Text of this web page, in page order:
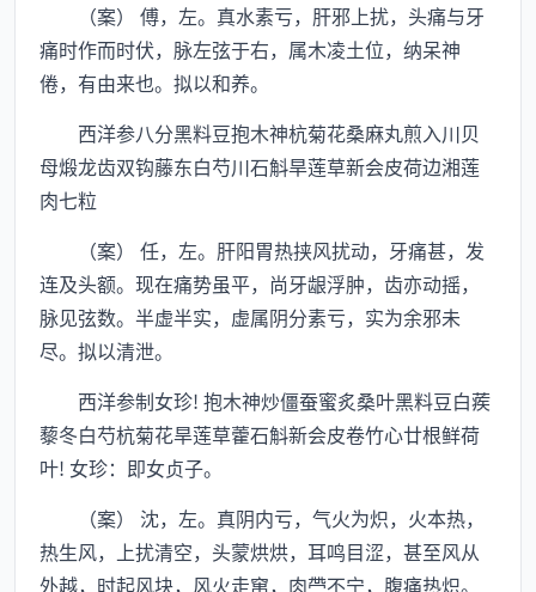
（案） 傅，左。真水素亏，肝邪上扰，头痛与牙
痛时作而时伏，脉左弦于右，属木凌土位，纳呆神
倦，有由来也。拟以和养。
西洋参八分黑料豆抱木神杭菊花桑麻丸煎入川贝
母煅龙齿双钩藤东白芍川石斛旱莲草新会皮荷边湘莲
肉七粒
（案） 任，左。肝阳胃热挟风扰动，牙痛甚，发
连及头额。现在痛势虽平，尚牙龈浮肿，齿亦动摇，
脉见弦数。半虚半实，虚属阴分素亏，实为余邪未
尽。拟以清泄。
西洋参制女珍! 抱木神炒僵蚕蜜炙桑叶黑料豆白蒺
藜冬白芍杭菊花旱莲草藿石斛新会皮卷竹心廿根鲜荷
叶! 女珍：即女贞子。
（案） 沈，左。真阴内亏，气火为炽，火本热，
热生风，上扰清空，头蒙烘烘，耳鸣目涩，甚至风从
外越，时起风块，风火走窜，肉不宁，腹痛热炽。